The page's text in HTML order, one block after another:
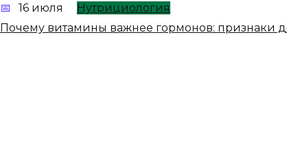
16 июля
Нутрициология
Почему витамины важнее гормонов: признаки